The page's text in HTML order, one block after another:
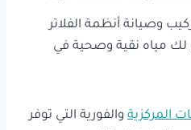
وصيانة أنظمة الفلاتر
لك مياه نقية وصحية في
المركزية والفورية التي توفر